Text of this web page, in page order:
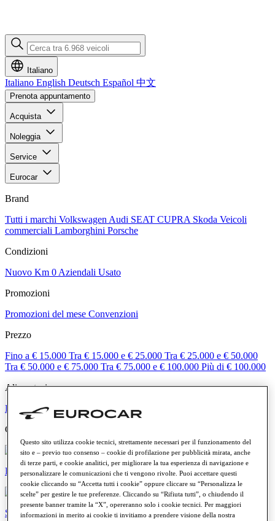
Italiano
Italiano English Deutsch Español 中文
Prenota appuntamento
Acquista
Noleggia
Service
Eurocar
Brand
Tutti i marchi Volkswagen Audi SEAT CUPRA Skoda Veicoli
commerciali Lamborghini Porsche
Condizioni
Nuovo Km 0 Aziendali Usato
Promozioni
Promozioni del mese Convenzioni
Prezzo
Fino a € 15.000 Tra € 15.000 e € 25.000 Tra € 25.000 e € 50.000
Tra € 50.000 e € 75.000 Tra € 75.000 e € 100.000 Più di € 100.000
Alimentazione
BenzinaDieselElettricaIbrida
Categorie
Elettriche e ibride
SUV e crossover
Questo sito utilizza cookie tecnici, strettamente necessari per il funzionamento del
sito e – previo tuo consenso – cookie di profilazione per pubblicità mirata, anche
di terze parti, e cookie analitici, per migliorare la tua esperienza di navigazione e
personalizzare le comunicazioni che ti vengono rivolte. Puoi accettare questi
cookie cliccando su “Accetta tutti i cookie” oppure cliccare su “Personalizza le
scelte” per gestire le tue preferenze. Cliccando su “Rifiuta tutti”, o chiudendo il
presente banner tramite la “X”, opereranno solo i cookie tecnici. Per maggiori
informazioni in merito ai cookie ti invitiamo a prendere visione della nostra